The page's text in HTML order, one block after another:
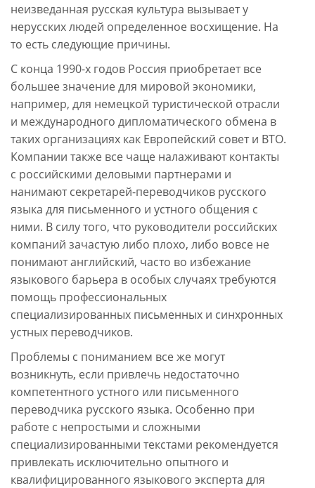
неизведанная русская культура вызывает у
нерусских людей определенное восхищение. На
то есть следующие причины.
С конца 1990-х годов Россия приобретает все
большее значение для мировой экономики,
например, для немецкой туристической отрасли
и международного дипломатического обмена в
таких организациях как Европейский совет и ВТО.
Компании также все чаще налаживают контакты
с российскими деловыми партнерами и
нанимают секретарей-переводчиков русского
языка для письменного и устного общения с
ними. В силу того, что руководители российских
компаний зачастую либо плохо, либо вовсе не
понимают английский, часто во избежание
языкового барьера в особых случаях требуются
помощь профессиональных
специализированных письменных и синхронных
устных переводчиков.
Проблемы с пониманием все же могут
возникнуть, если привлечь недостаточно
компетентного устного или письменного
переводчика русского языка. Особенно при
работе с непростыми и сложными
специализированными текстами рекомендуется
привлекать исключительно опытного и
квалифицированного языкового эксперта для